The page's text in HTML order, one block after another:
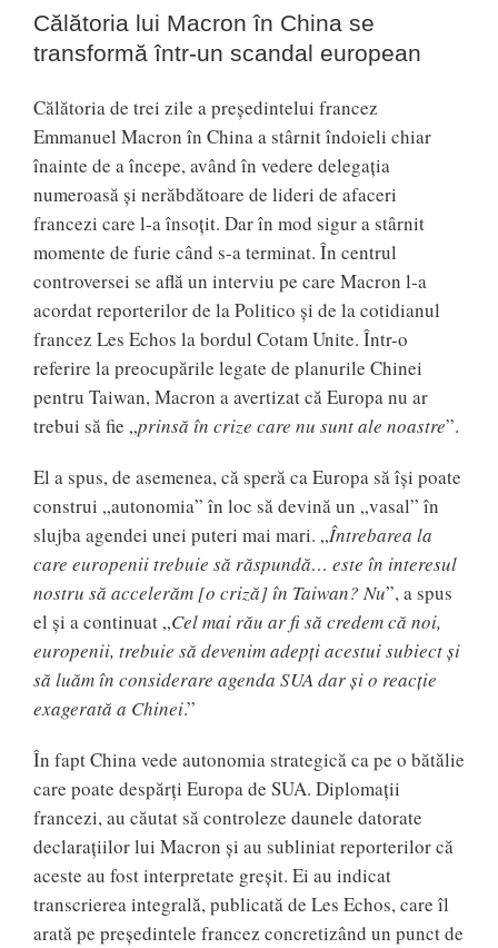
Călătoria lui Macron în China se
transformă într-un scandal european
Călătoria de trei zile a președintelui francez
Emmanuel Macron în China a stârnit îndoieli chiar
înainte de a începe, având în vedere delegația
numeroasă și nerăbdătoare de lideri de afaceri
francezi care l-a însoțit. Dar în mod sigur a stârnit
momente de furie când s-a terminat. În centrul
controversei se află un interviu pe care Macron l-a
acordat reporterilor de la Politico și de la cotidianul
francez Les Echos la bordul Cotam Unite. Într-o
referire la preocupările legate de planurile Chinei
pentru Taiwan, Macron a avertizat că Europa nu ar
trebui să fie „prinsă în crize care nu sunt ale noastre”.
El a spus, de asemenea, că speră ca Europa să își poate
construi „autonomia” în loc să devină un „vasal” în
slujba agendei unei puteri mai mari. „Întrebarea la
care europenii trebuie să răspundă… este în interesul
nostru să accelerăm [o criză] în Taiwan? Nu”, a spus
el și a continuat „Cel mai rău ar fi să credem că noi,
europenii, trebuie să devenim adepți acestui subiect și
să luăm în considerare agenda SUA dar și o reacție
exagerată a Chinei.”
În fapt China vede autonomia strategică ca pe o bătălie
care poate despărți Europa de SUA. Diplomații
francezi, au căutat să controleze daunele datorate
declarațiilor lui Macron și au subliniat reporterilor că
aceste au fost interpretate greșit. Ei au indicat
transcrierea integrală, publicată de Les Echos, care îl
arată pe președintele francez concretizând un punct de